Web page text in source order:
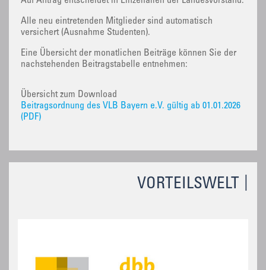
VORTEILSWELT
Alle neu eintretenden Mitglieder sind automatisch
versichert (Ausnahme Studenten).
Eine Übersicht der monatlichen Beiträge können Sie der
nachstehenden Beitragstabelle entnehmen:
Übersicht zum Download
Beitragsordnung des VLB Bayern e.V. gültig ab 01.01.2026
(PDF)